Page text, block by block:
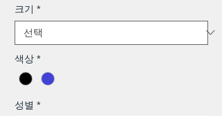
크기 *
색상 *
성별 *